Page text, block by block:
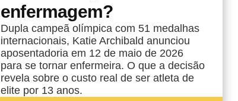
enfermagem?
Dupla campeã olímpica com 51 medalhas
internacionais, Katie Archibald anunciou
aposentadoria em 12 de maio de 2026
para se tornar enfermeira. O que a decisão
revela sobre o custo real de ser atleta de
elite por 13 anos.